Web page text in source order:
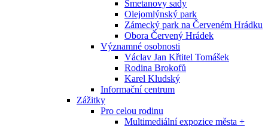
Smetanovy sady
Olejomlýnský park
Zámecký park na Červeném Hrádku
Obora Červený Hrádek
Významné osobnosti
Václav Jan Křtitel Tomášek
Rodina Brokofů
Karel Kludský
Informační centrum
Zážitky
Pro celou rodinu
Multimediální expozice města +